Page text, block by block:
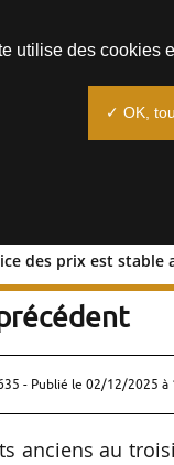
des prix est
des
- Publié le 02/12/2025 à
anciens au
utilise des cookies
✓ OK,